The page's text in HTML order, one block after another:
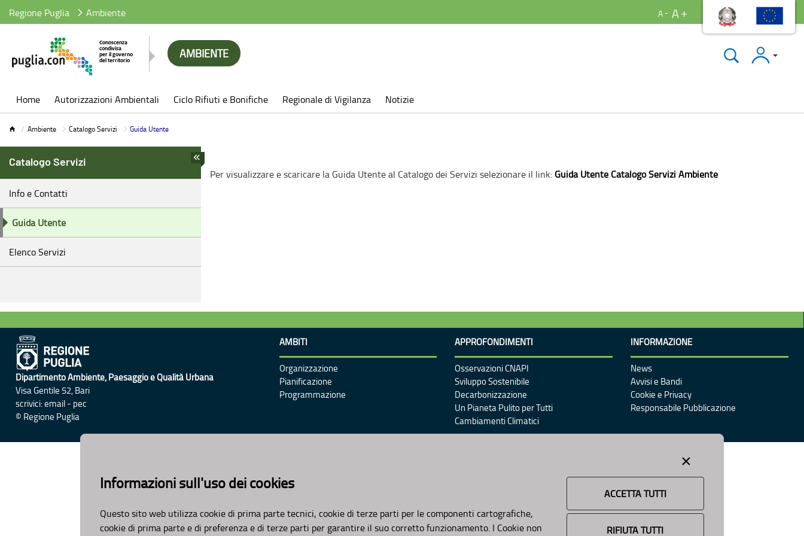
×
Informazioni sull'uso dei cookies
Questo sito web utilizza cookie di prima parte tecnici, cookie di terze parti per le componenti cartografiche,
cookie di prima parte e di preferenza e di terze parti per garantire il suo corretto funzionamento. I Cookie non
ACCETTA TUTTI
RIFIUTA TUTTI
Regione Puglia Ambiente A A
AMBIENTE Accedi
Home Autorizzazioni Ambientali Ciclo Rifiuti e Bonifiche Regionale di Vigilanza Notizie
Ambiente Catalogo Servizi Guida Utente
Catalogo Servizi
Info e Contatti
Guida Utente
Elenco Servizi
Per visualizzare e scaricare la Guida Utente al Catalogo dei Servizi selezionare il link: Guida Utente Catalogo Servizi Ambiente
Dipartimento Ambiente, Paesaggio e Qualità Urbana
Visa Gentile 52, Bari
scrivici:email- pec
© Regione Puglia
AMBITI
Organizzazione
Pianificazione
Programmazione
APPROFONDIMENTI
Osservazioni CNAPI
Sviluppo Sostenibile
Decarbonizzazione
Un Pianeta Pulito per Tutti
Cambiamenti Climatici
INFORMAZIONE
News
Avvisi e Bandi
Cookie e Privacy
Responsabile Pubblicazione